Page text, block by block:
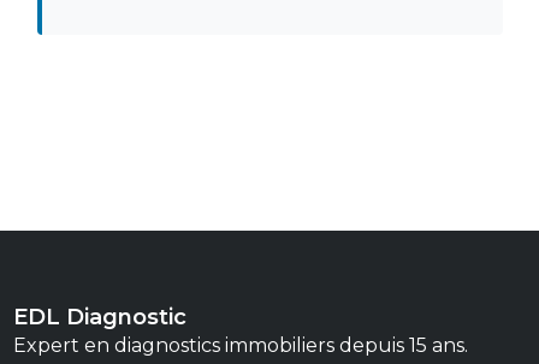
EDL Diagnostic
Expert en diagnostics immobiliers depuis 15 ans.